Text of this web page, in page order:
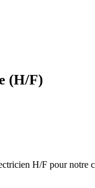
(H/F)
H/F pour notre